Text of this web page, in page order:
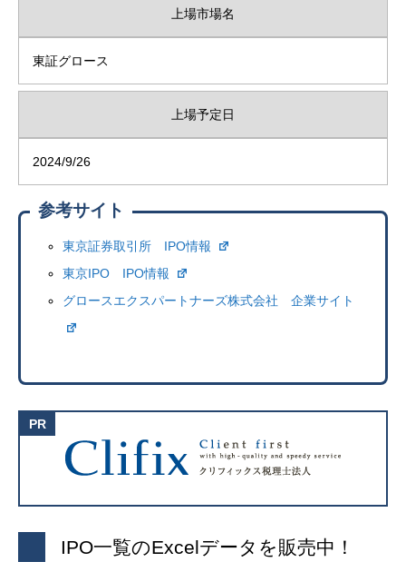
上場市場名
東証グロース
上場予定日
2024/9/26
参考サイト
東京証券取引所 IPO情報
東京IPO IPO情報
グロースエクスパートナーズ株式会社 企業サイト
IPO一覧のExcelデータを販売中！